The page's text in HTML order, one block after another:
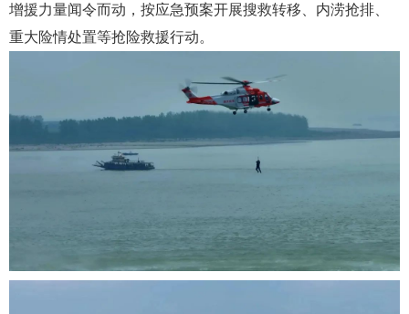
增援力量闻令而动，按应急预案开展搜救转移、内涝抢排、
重大险情处置等抢险救援行动。